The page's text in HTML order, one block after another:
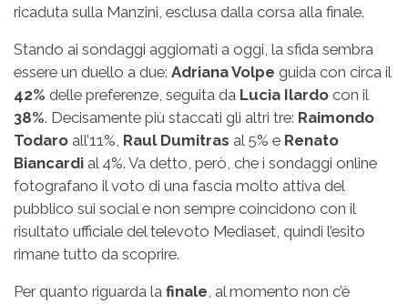
ricaduta sulla Manzini, esclusa dalla corsa alla finale.
Stando ai sondaggi aggiornati a oggi, la sfida sembra
essere un duello a due: Adriana Volpe guida con circa il
42% delle preferenze, seguita da Lucia Ilardo con il
38%. Decisamente più staccati gli altri tre: Raimondo
Todaro all’11%, Raul Dumitras al 5% e Renato
Biancardi al 4%. Va detto, però, che i sondaggi online
fotografano il voto di una fascia molto attiva del
pubblico sui social e non sempre coincidono con il
risultato ufficiale del televoto Mediaset, quindi l’esito
rimane tutto da scoprire.
Per quanto riguarda la finale, al momento non c’è